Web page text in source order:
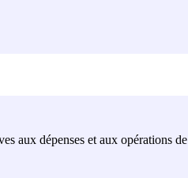
aux dépenses et aux opérations de